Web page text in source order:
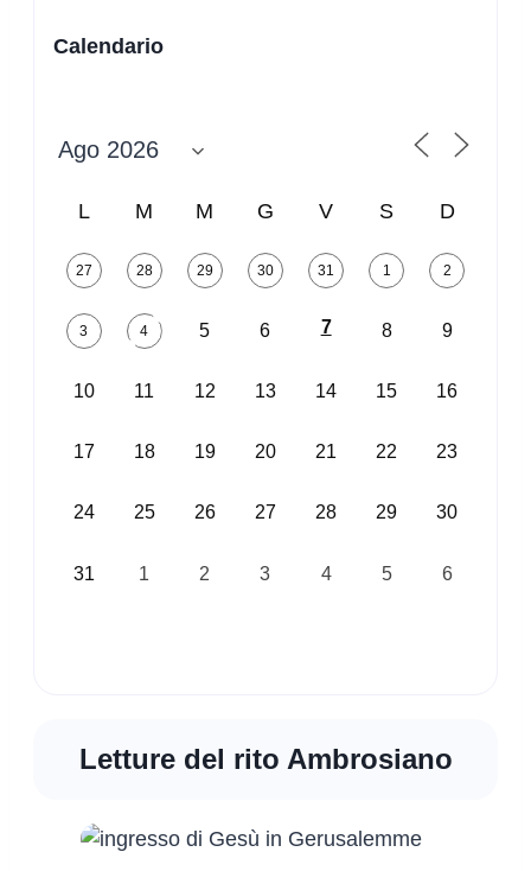
Calendario
L M M G V S D
27 28 29 30 31 1 2
3 4 5 6 7 8 9
10 11 12 13 14 15 16
17 18 19 20 21 22 23
24 25 26 27 28 29 30
31 1 2 3 4 5 6
Letture del rito Ambrosiano